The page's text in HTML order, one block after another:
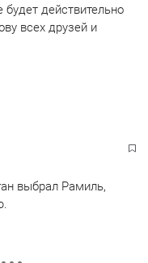
действительно
всех друзей и
выбрал Рамиль,